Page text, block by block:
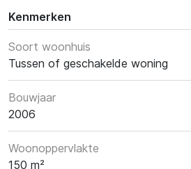
Kenmerken
Soort woonhuis
Tussen of geschakelde woning
Bouwjaar
2006
Woonoppervlakte
150 m²